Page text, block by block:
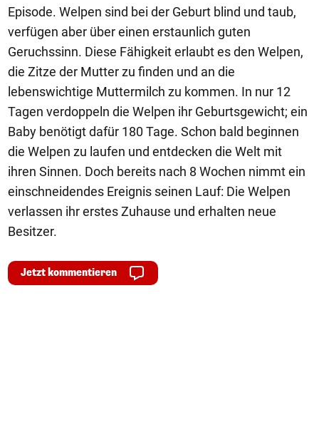
Episode. Welpen sind bei der Geburt blind und taub,
verfügen aber über einen erstaunlich guten
Geruchssinn. Diese Fähigkeit erlaubt es den Welpen,
die Zitze der Mutter zu finden und an die
lebenswichtige Muttermilch zu kommen. In nur 12
Tagen verdoppeln die Welpen ihr Geburtsgewicht; ein
Baby benötigt dafür 180 Tage. Schon bald beginnen
die Welpen zu laufen und entdecken die Welt mit
ihren Sinnen. Doch bereits nach 8 Wochen nimmt ein
einschneidendes Ereignis seinen Lauf: Die Welpen
verlassen ihr erstes Zuhause und erhalten neue
Besitzer.
Jetzt kommentieren